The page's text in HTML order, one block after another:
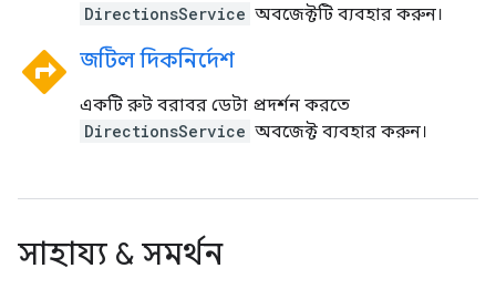
DirectionsService অবজেক্টটি ব্যবহার করুন।
directions জটিল দিকনির্দেশ
একটি রুট বরাবর ডেটা প্রদর্শন করতে
DirectionsService অবজেক্ট ব্যবহার করুন।
সাহায্য & সমর্থন